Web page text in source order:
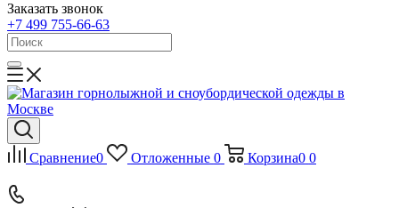
Заказать звонок
+7 499 755-66-63
Сравнение0 Отложенные 0 Корзина0 0